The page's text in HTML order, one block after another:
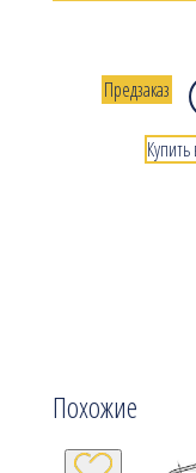
Предзаказ
Похожие